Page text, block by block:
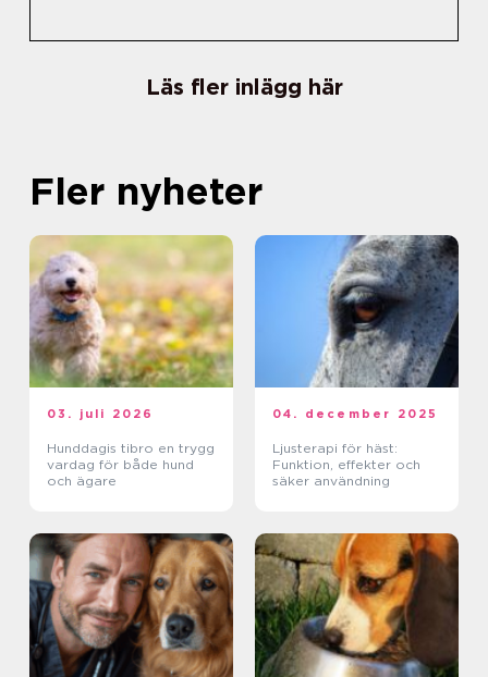
Läs fler inlägg här
Fler nyheter
03. juli 2026
Hunddagis tibro en trygg
vardag för både hund
och ägare
04. december 2025
Ljusterapi för häst:
Funktion, effekter och
säker användning